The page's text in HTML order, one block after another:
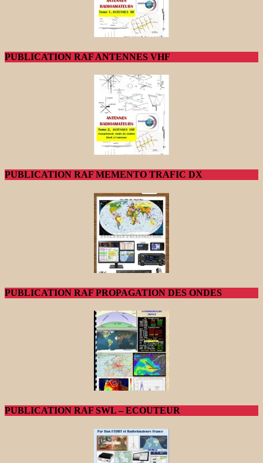
PUBLICATION RAF ANTENNES VHF
PUBLICATION RAF MEMENTO TRAFIC DX
PUBLICATION RAF PROPAGATION DES ONDES
PUBLICATION RAF SWL – ECOUTEUR